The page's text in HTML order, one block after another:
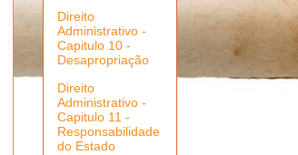
Direito
Administrativo -
Capitulo 10 -
Desapropriação
Direito
Administrativo -
Capitulo 11 -
Responsabilidade
do Estado